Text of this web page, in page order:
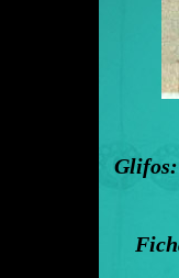
Glifos: